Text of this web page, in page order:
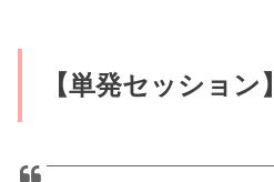
【単発セッション】